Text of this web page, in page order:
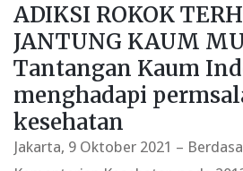
ADIKSI ROKOK
JANTUNG KAUM
Tantangan Kaum
menghadapi
kesehatan
Jakarta, 9 Oktober 2021 –